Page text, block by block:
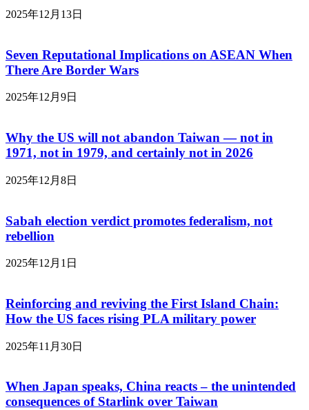
2025年12月13日
Seven Reputational Implications on ASEAN When
There Are Border Wars
2025年12月9日
Why the US will not abandon Taiwan — not in
1971, not in 1979, and certainly not in 2026
2025年12月8日
Sabah election verdict promotes federalism, not
rebellion
2025年12月1日
Reinforcing and reviving the First Island Chain:
How the US faces rising PLA military power
2025年11月30日
When Japan speaks, China reacts – the unintended
consequences of Starlink over Taiwan